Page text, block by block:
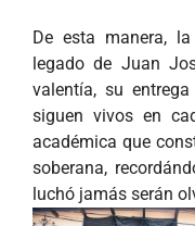
De esta manera,
legado de Juan
valentía, su
siguen vivos en
académica que
soberana,
luchó jamás serán